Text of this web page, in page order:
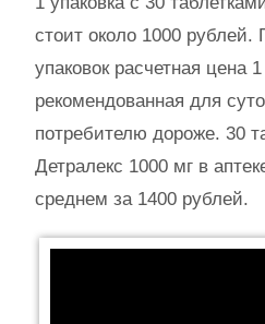
стоит около 1000
упаковок расчетная цена
рекомендованная для
потребителю дороже. 30
Детралекс 1000 мг в
среднем за 1400 рублей.